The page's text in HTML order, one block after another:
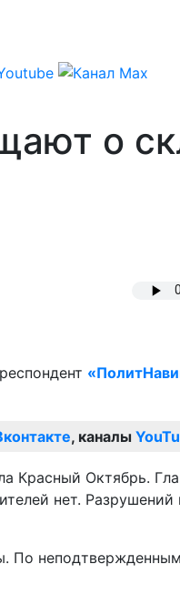
о
, каналы
Октябрь.
нет. Разрушений
По